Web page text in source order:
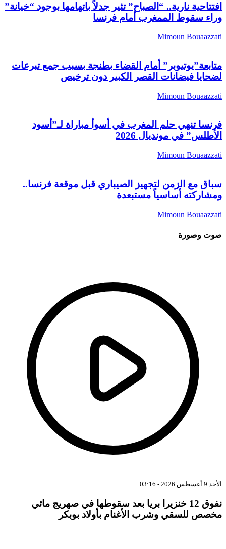
نارية.. “الصباح” تثير جدلاً باتهامها بوجود “خيانة”
سقوط الممغرب أمام فرنسا
Mimoun
أمام القضاء بطنجة بسبب جمع تبرعات
فيضانات القصر الكبير دون ترخيص
Mimoun
تنهي حلم المغرب في أسوأ مباراة لـ”أسود
في مونديال 2026
Mimoun
مع الزمن لتجهيز الصيباري قبل موقعة فرنسا..
أساسياً مستبعدة
Mimoun
وصورة
9 أغسطس 2026 - 03:16
نفوق 12 خنزيرا بريا بعد سقوطها في صهريج مائي
للسقي وشرب الأغنام بأولاد بوبكر